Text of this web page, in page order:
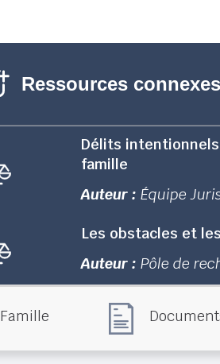
Ressources connexes
Délits
famille
Auteur : Équipe
Les obstacles et
Auteur : Pôle de
Famille